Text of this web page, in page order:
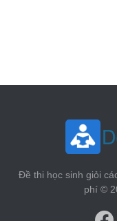
Đề thi học sinh giỏi
phí ©